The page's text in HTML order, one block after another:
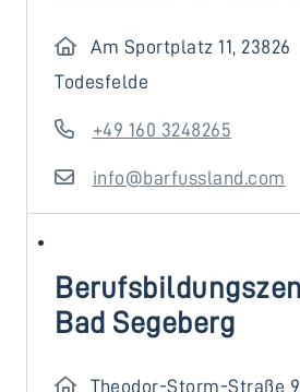
Am Sportplatz 11, 23826
Todesfelde
+49 160 3248265
info@barfussland.com
Bad Segeberg
Theodor-Storm-Straße